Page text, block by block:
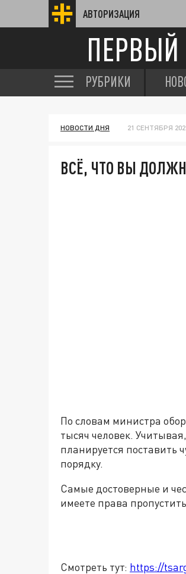
АВТОРИЗАЦИЯ
ПЕРВЫЙ
РУБРИКИ
НОВОСТИ ДНЯ 21 СЕНТЯБРЯ
ВСЁ, ЧТО ВЫ
По словам министра
тысяч человек.
планируется поставить
порядку.
Самые достоверные и
имеете права
Смотреть тут: https://